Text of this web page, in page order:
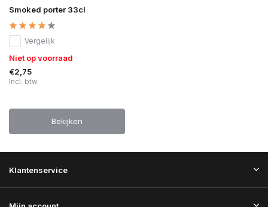
Smoked porter 33cl
Vergelijk
Niet op voorraad
€2,75
Incl. btw
Bekijken
Klantenservice